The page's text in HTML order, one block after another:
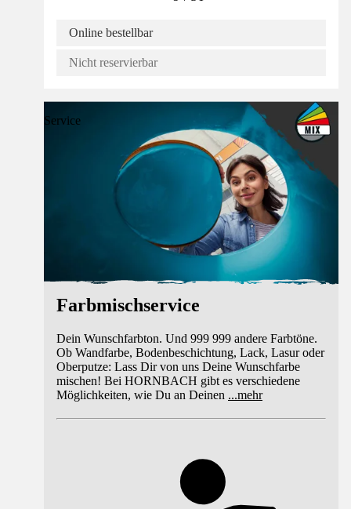
Online bestellbar
Nicht reservierbar
Service
Farbmischservice
Dein Wunschfarbton. Und 999 999 andere Farbtöne.
Ob Wandfarbe, Bodenbeschichtung, Lack, Lasur oder
Oberputze: Lass Dir von uns Deine Wunschfarbe
mischen! Bei HORNBACH gibt es verschiedene
Möglichkeiten, wie Du an Deinen ...mehr